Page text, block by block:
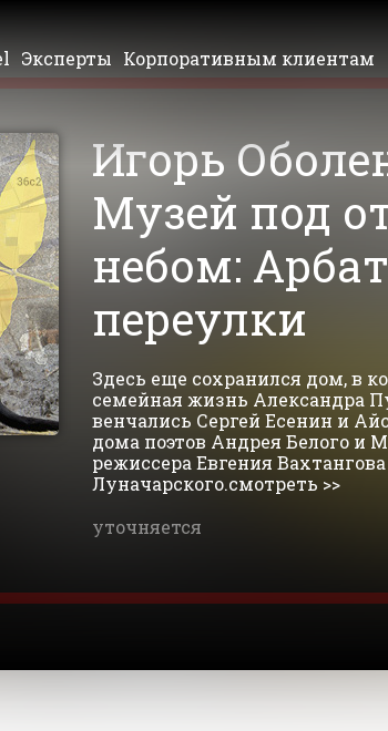
Эксперты Корпоративным клиентам
Игорь
Музей под
небом:
переулки
Здесь еще сохранился дом, в
семейная жизнь Александра
венчались Сергей Есенин и
дома поэтов Андрея Белого и
режиссера Евгения
Луначарского.смотреть >>
уточняется